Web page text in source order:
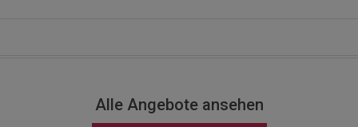
Alle Angebote ansehen